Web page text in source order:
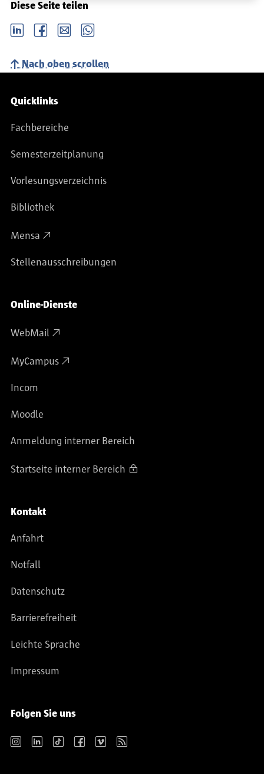
Diese Seite teilen
LinkedIn Facebook email Whatsapp
Nach oben scrollen
Service-Navigation
Quicklinks
Fachbereiche
Semesterzeitplanung
Vorlesungsverzeichnis
Bibliothek
Mensa
Stellenausschreibungen
Online-Dienste
WebMail
MyCampus
Incom
Moodle
Anmeldung interner Bereich
Startseite interner Bereich
Kontakt
Anfahrt
Notfall
Datenschutz
Barrierefreiheit
Leichte Sprache
Impressum
Folgen Sie uns
Instagram LinkedIn TikTok Facebook Vimeo RSS